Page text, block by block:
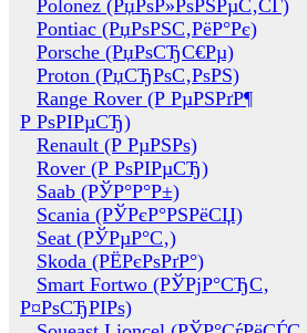
Polonez (РџРѕР»РѕРЅРµС‚СЃ)
Pontiac (РџРѕРЅС‚РёР°Рє)
Porsche (РџРѕСЂС€Рµ)
Proton (РџСЂРѕС‚РѕРЅ)
Range Rover (Р РµРЅРґР¶
Р РѕРІРµСЂ)
Renault (Р РµРЅРѕ)
Rover (Р РѕРІРµСЂ)
Saab (РЎР°Р°Р±)
Scania (РЎРєР°РЅРёСЏ)
Seat (РЎРµР°С‚)
Skoda (РЁРєРѕРґР°)
Smart Fortwo (РЎРјР°СЂС‚
Р¤РѕСЂРІРѕ)